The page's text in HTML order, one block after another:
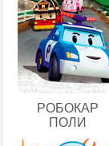
РОБОКАР
ПОЛИ